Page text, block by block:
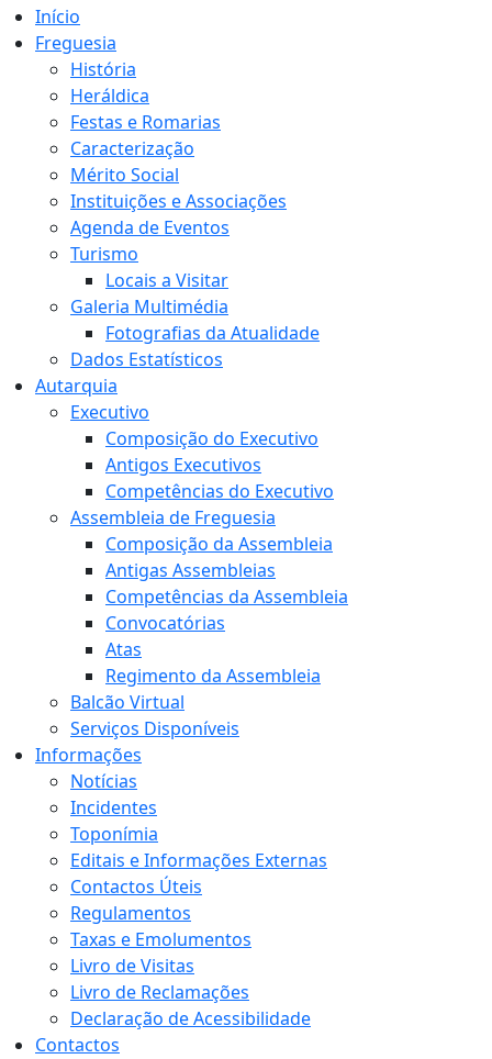
Início
Freguesia
História
Heráldica
Festas e Romarias
Caracterização
Mérito Social
Instituições e Associações
Agenda de Eventos
Turismo
Locais a Visitar
Galeria Multimédia
Fotografias da Atualidade
Dados Estatísticos
Autarquia
Executivo
Composição do Executivo
Antigos Executivos
Competências do Executivo
Assembleia de Freguesia
Composição da Assembleia
Antigas Assembleias
Competências da Assembleia
Convocatórias
Atas
Regimento da Assembleia
Balcão Virtual
Serviços Disponíveis
Informações
Notícias
Incidentes
Toponímia
Editais e Informações Externas
Contactos Úteis
Regulamentos
Taxas e Emolumentos
Livro de Visitas
Livro de Reclamações
Declaração de Acessibilidade
Contactos